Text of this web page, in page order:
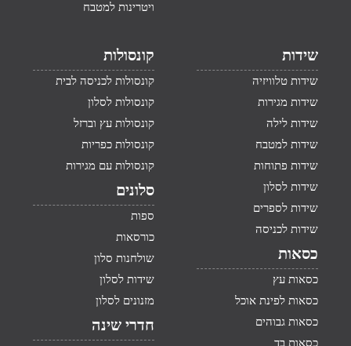
ויטרינות למטבח
שידות
שידות טלוויזיה
שידות מגירות
שידות לילה
שידות למטבח
שידות פתוחות
שידות לסלון
שידות לספרים
שידות לכניסה
כסאות
כסאות עץ
כסאות לפינת אוכל
כסאות גבוהים
כסאות בד
קונסולות
קונסולות לכניסה לבית
קונסולות לסלון
קונסולות עץ וברזל
קונסולות כפריות
קונסולות עם מגירות
סלונים
ספות
כורסאות
שולחנות סלון
שידות לסלון
מזנונים לסלון
חדרי שינה